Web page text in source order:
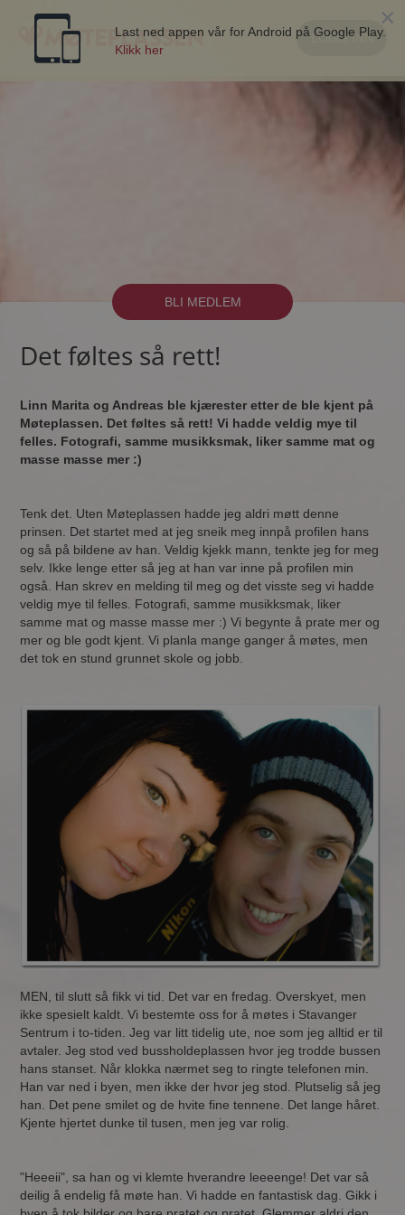
LOGG INN
BLI MEDLEM
×
Last ned appen vår for Android på Google Play.
Klikk her
Det føltes så rett!
Linn Marita og Andreas ble kjærester etter de ble kjent på
Møteplassen. Det føltes så rett! Vi hadde veldig mye til
felles. Fotografi, samme musikksmak, liker samme mat og
masse masse mer :)
Tenk det. Uten Møteplassen hadde jeg aldri møtt denne
prinsen. Det startet med at jeg sneik meg innpå profilen hans
og så på bildene av han. Veldig kjekk mann, tenkte jeg for meg
selv. Ikke lenge etter så jeg at han var inne på profilen min
også. Han skrev en melding til meg og det visste seg vi hadde
veldig mye til felles. Fotografi, samme musikksmak, liker
samme mat og masse masse mer :) Vi begynte å prate mer og
mer og ble godt kjent. Vi planla mange ganger å møtes, men
det tok en stund grunnet skole og jobb.
MEN, til slutt så fikk vi tid. Det var en fredag. Overskyet, men
ikke spesielt kaldt. Vi bestemte oss for å møtes i Stavanger
Sentrum i to-tiden. Jeg var litt tidelig ute, noe som jeg alltid er til
avtaler. Jeg stod ved bussholdeplassen hvor jeg trodde bussen
hans stanset. Når klokka nærmet seg to ringte telefonen min.
Han var ned i byen, men ikke der hvor jeg stod. Plutselig så jeg
han. Det pene smilet og de hvite fine tennene. Det lange håret.
Kjente hjertet dunke til tusen, men jeg var rolig.
"Heeeii", sa han og vi klemte hverandre leeeenge! Det var så
deilig å endelig få møte han. Vi hadde en fantastisk dag. Gikk i